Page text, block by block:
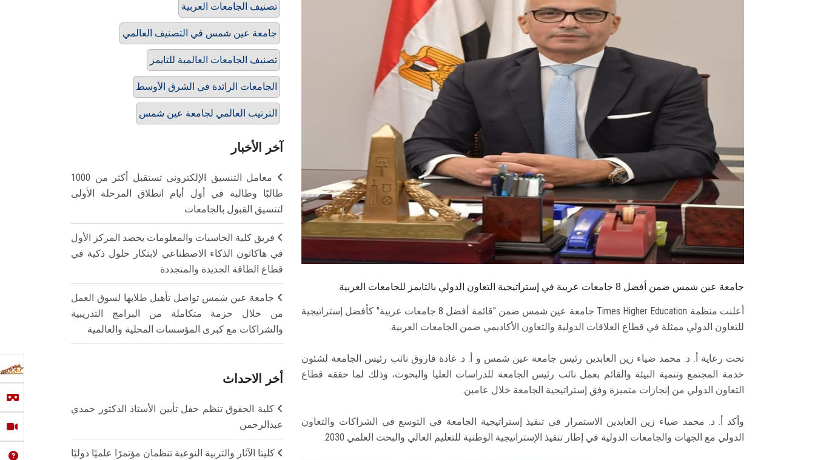
جامعة عين شمس ضمن أفضل 8 جامعات عربية في إستراتيجية التعاون الدولي بالتايمز للجامعات العربية
أعلنت منظمة Times Higher Education جامعة عين شمس ضمن "قائمة أفضل 8 جامعات عربية" كأفضل إستراتيجية
للتعاون الدولي ممثلة في قطاع العلاقات الدولية والتعاون الأكاديمي ضمن الجامعات العربية.
تحت رعاية أ. د. محمد ضياء زين العابدين رئيس جامعة عين شمس و أ. د. غادة فاروق نائب رئيس الجامعة لشئون
خدمة المجتمع وتنمية البيئة والقائم بعمل نائب رئيس الجامعة للدراسات العليا والبحوث، وذلك لما حققه قطاع
التعاون الدولي من إنجازات متميزة وفق إستراتيجية الجامعة خلال عامين.
وأكد أ. د. محمد ضياء زين العابدين الاستمرار في تنفيذ إستراتيجية الجامعة في التوسع في الشراكات والتعاون
الدولي مع الجهات والجامعات الدولية في إطار تنفيذ الإستراتيجية الوطنية للتعليم العالي والبحث العلمي 2030.
تصنيف الجامعات العربية
جامعة عين شمس في التصنيف العالمي
تصنيف الجامعات العالمية للتايمز
الجامعات الرائدة في الشرق الأوسط
الترتيب العالمي لجامعة عين شمس
آخر الأخبار
معامل التنسيق الإلكتروني تستقبل أكثر من 1000
طالبًا وطالبة في أول أيام انطلاق المرحلة الأولى
لتنسيق القبول بالجامعات
فريق كلية الحاسبات والمعلومات يحصد المركز الأول
في هاكاثون الذكاء الاصطناعي لابتكار حلول ذكية في
قطاع الطاقة الجديدة والمتجددة
جامعة عين شمس تواصل تأهيل طلابها لسوق العمل
من خلال حزمة متكاملة من البرامج التدريبية
والشراكات مع كبرى المؤسسات المحلية والعالمية
أخر الاحداث
كلية الحقوق تنظم حفل تأبين الأستاذ الدكتور حمدي
عبدالرحمن
كليتا الآثار والتربية النوعية تنظمان مؤتمرًا علميًا دوليًا